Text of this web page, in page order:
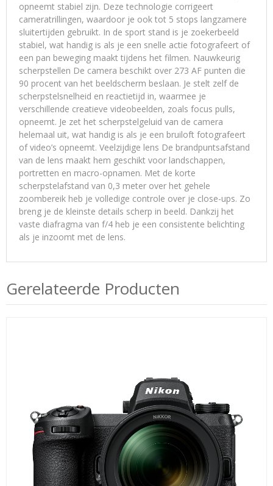
opneemt stabiel zijn. Deze technologie corrigeert
cameratrillingen, waardoor je ook tot 5 stops langzamere
sluitertijden gebruikt. In de sport stand is je zoekerbeeld
stabiel, wat handig is als je een snelle actie fotografeert of
een pan beweging maakt tijdens het filmen. Nauwkeurig
scherpstellen De camera beschikt over 273 AF punten die
90 procent van het beeldscherm beslaan. Je stelt zelf de
scherpstelsnelheid en reactietijd in, waarmee je
verschillende creatieve videobeelden, zoals focus pulls,
opneemt. Je zet het scherpstelgeluid van de camera
helemaal uit, wat handig is als je een bruiloft fotografeert
of video’s opneemt. Veelzijdige lens De brandpuntsafstand
van de lens maakt hem geschikt voor landschappen,
portretten en macro-opnamen. Met de korte
scherpstelafstand van 0,3 meter over het gehele
zoombereik heb je volledige controle over je close-ups. Zo
breng je de kleinste details scherp in beeld. Dankzij het
vaste diafragma van f/4 heb je een consistente belichting
als je inzoomt met de lens.
Gerelateerde Producten